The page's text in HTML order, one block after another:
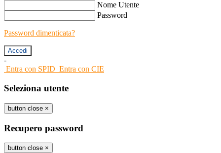
Nome Utente
Password
Password dimenticata?
-
Entra con SPID Entra con CIE
Seleziona utente
button close ×
Recupero password
button close ×